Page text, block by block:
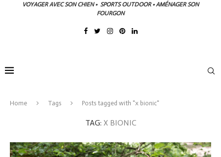
VOYAGER AVEC SON CHIEN • SPORTS OUTDOOR • AMÉNAGER SON
FOURGON
Home Tags Posts tagged with "x bionic"
TAG: X BIONIC